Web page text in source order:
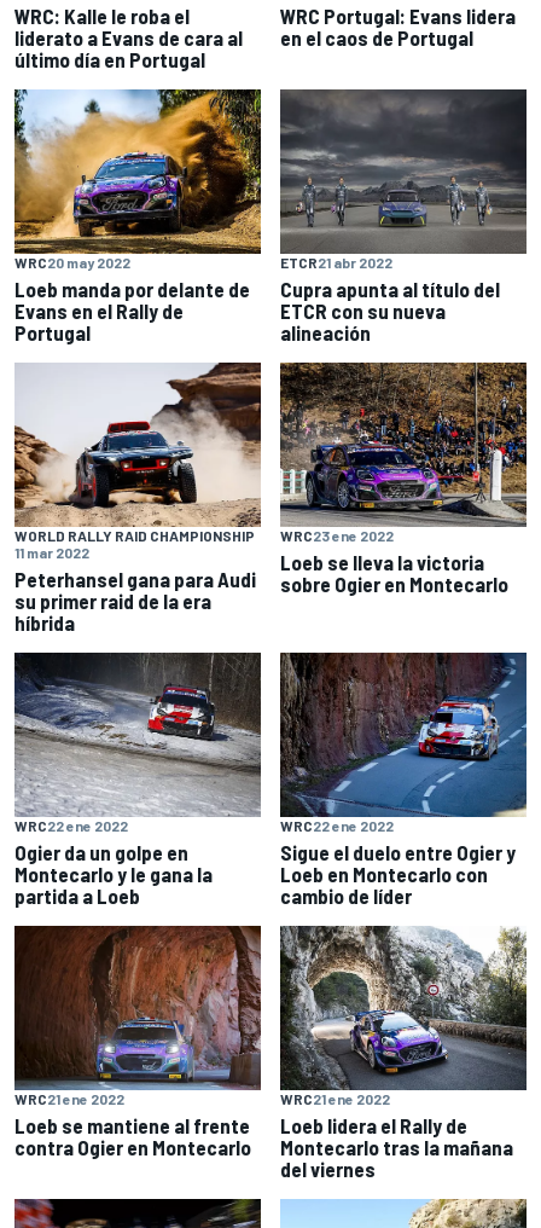
WRC: Kalle le roba el
liderato a Evans de cara al
último día en Portugal
WRC Portugal: Evans lidera
en el caos de Portugal
WRC20 may 2022
Loeb manda por delante de
Evans en el Rally de
Portugal
ETCR21 abr 2022
Cupra apunta al título del
ETCR con su nueva
alineación
WORLD RALLY RAID CHAMPIONSHIP
11 mar 2022
Peterhansel gana para Audi
su primer raid de la era
híbrida
WRC23 ene 2022
Loeb se lleva la victoria
sobre Ogier en Montecarlo
WRC22 ene 2022
Ogier da un golpe en
Montecarlo y le gana la
partida a Loeb
WRC22 ene 2022
Sigue el duelo entre Ogier y
Loeb en Montecarlo con
cambio de líder
WRC21 ene 2022
Loeb se mantiene al frente
contra Ogier en Montecarlo
WRC21 ene 2022
Loeb lidera el Rally de
Montecarlo tras la mañana
del viernes